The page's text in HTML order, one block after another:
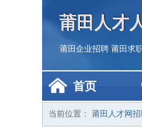
莆田人才
莆田企业招聘 莆田求
首页
当前位置： 莆田人才网招